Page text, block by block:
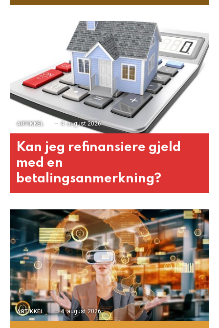
ARTIKKEL 4. august 2026
Kan jeg refinansiere gjeld
med en
betalingsanmerkning?
ARTIKKEL 4. august 2026